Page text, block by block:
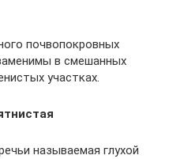
почвопокровных
в смешанных
участках.
называемая глухой